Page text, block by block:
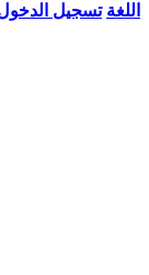
اللغة تسجيل